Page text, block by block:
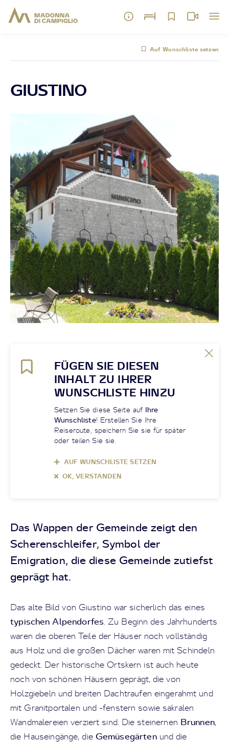
Auf Wunschliste setzen
GIUSTINO
FÜGEN SIE DIESEN
INHALT ZU IHRER
WUNSCHLISTE HINZU
Setzen Sie diese Seite auf Ihre
Wunschliste! Erstellen Sie Ihre
Reiseroute, speichern Sie sie für später
oder teilen Sie sie.
AUF WUNSCHLISTE SETZEN
OK, VERSTANDEN
Das Wappen der Gemeinde zeigt den
Scherenschleifer, Symbol der
Emigration, die diese Gemeinde zutiefst
geprägt hat.
Das alte Bild von Giustino war sicherlich das eines
typischen Alpendorfes. Zu Beginn des Jahrhunderts
waren die oberen Teile der Häuser noch vollständig
aus Holz und die großen Dächer waren mit Schindeln
gedeckt. Der historische Ortskern ist auch heute
noch von schönen Häusern geprägt, die von
Holzgiebeln und breiten Dachtraufen eingerahmt und
mit Granitportalen und -fenstern sowie sakralen
Wandmalereien verziert sind. Die steinernen Brunnen,
die Hauseingänge, die Gemüsegärtenund die